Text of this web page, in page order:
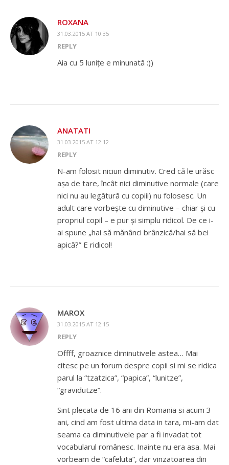
ROXANA
31.03.2015 AT 10:35
REPLY
Aia cu 5 lunițe e minunată :))
ANATATI
31.03.2015 AT 12:12
REPLY
N-am folosit niciun diminutiv. Cred că le urăsc
așa de tare, încât nici diminutive normale (care
nici nu au legătură cu copiii) nu folosesc. Un
adult care vorbește cu diminutive – chiar și cu
propriul copil – e pur și simplu ridicol. De ce i-
ai spune „hai să mănânci brânzică/hai să bei
apică?” E ridicol!
MAROX
31.03.2015 AT 12:15
REPLY
Offff, groaznice diminutivele astea… Mai
citesc pe un forum despre copii si mi se ridica
parul la “tzatzica”, “papica”, “lunitze”,
“gravidutze”.
Sint plecata de 16 ani din Romania si acum 3
ani, cind am fost ultima data in tara, mi-am dat
seama ca diminutivele par a fi invadat tot
vocabularul românesc. Inainte nu era asa. Mai
vorbeam de “cafeluta”, dar vinzatoarea din